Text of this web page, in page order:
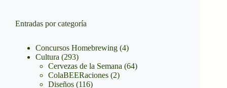
Entradas por categoría
Concursos Homebrewing (4)
Cultura (293)
Cervezas de la Semana (64)
ColaBEERaciones (2)
Diseños (116)